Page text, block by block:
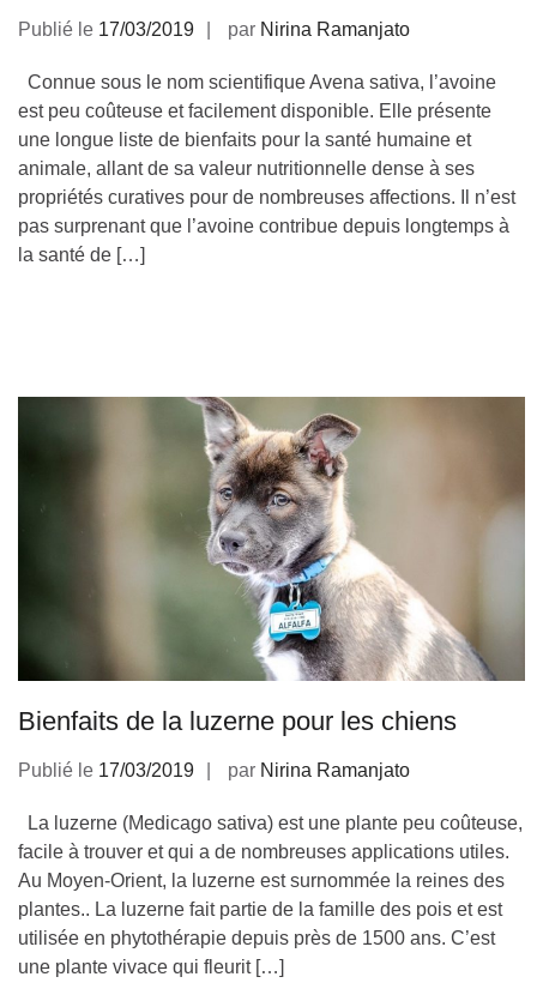
Publié le 17/03/2019 par Nirina Ramanjato
Connue sous le nom scientifique Avena sativa, l’avoine
est peu coûteuse et facilement disponible. Elle présente
une longue liste de bienfaits pour la santé humaine et
animale, allant de sa valeur nutritionnelle dense à ses
propriétés curatives pour de nombreuses affections. Il n’est
pas surprenant que l’avoine contribue depuis longtemps à
la santé de […]
Bienfaits de la luzerne pour les chiens
Publié le 17/03/2019 par Nirina Ramanjato
La luzerne (Medicago sativa) est une plante peu coûteuse,
facile à trouver et qui a de nombreuses applications utiles.
Au Moyen-Orient, la luzerne est surnommée la reines des
plantes.. La luzerne fait partie de la famille des pois et est
utilisée en phytothérapie depuis près de 1500 ans. C’est
une plante vivace qui fleurit […]